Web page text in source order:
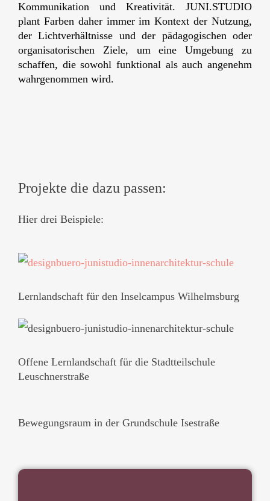
Kommunikation und Kreativität. JUNI.STUDIO
plant Farben daher immer im Kontext der Nutzung,
der Lichtverhältnisse und der pädagogischen oder
organisatorischen Ziele, um eine Umgebung zu
schaffen, die sowohl funktional als auch angenehm
wahrgenommen wird.
Projekte die dazu passen:
Hier drei Beispiele:
Lernlandschaft für den Inselcampus Wilhelmsburg
Offene Lernlandschaft für die Stadtteilschule
Leuschnerstraße
Bewegungsraum in der Grundschule Isestraße